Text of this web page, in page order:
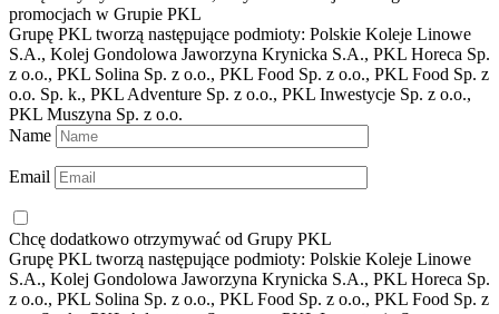
promocjach w Grupie PKL
Grupę PKL tworzą następujące podmioty: Polskie Koleje Linowe
S.A., Kolej Gondolowa Jaworzyna Krynicka S.A., PKL Horeca Sp.
z o.o., PKL Solina Sp. z o.o., PKL Food Sp. z o.o., PKL Food Sp. z
o.o. Sp. k., PKL Adventure Sp. z o.o., PKL Inwestycje Sp. z o.o.,
PKL Muszyna Sp. z o.o.
Name
Email
Chcę dodatkowo otrzymywać od Grupy PKL
Grupę PKL tworzą następujące podmioty: Polskie Koleje Linowe
S.A., Kolej Gondolowa Jaworzyna Krynicka S.A., PKL Horeca Sp.
z o.o., PKL Solina Sp. z o.o., PKL Food Sp. z o.o., PKL Food Sp. z